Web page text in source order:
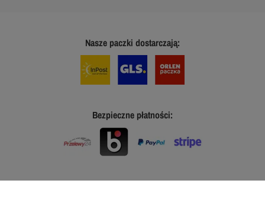
Nasze paczki dostarczają:
Bezpieczne płatności: